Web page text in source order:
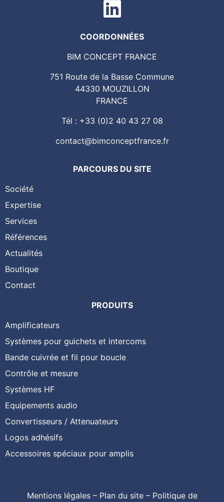
COORDONNÉES
BIM CONCEPT FRANCE
751 Route de la Basse Commune
44330 MOUZILLON
FRANCE
Tél : +33 (0)2 40 43 27 08
contact@bimconceptfrance.fr
PARCOURS DU SITE
Société
Expertise
Services
Références
Actualités
Boutique
Contact
PRODUITS
Amplificateurs
Systèmes pour guichets et intercoms
Bande cuivrée et fil pour boucle
Contrôle et mesure
Systèmes HF
Equipements audio
Convertisseurs / Attenuateurs
Logos adhésifs
Accessoires spéciaux pour amplis
Mentions légales– Plan du site– Politique de